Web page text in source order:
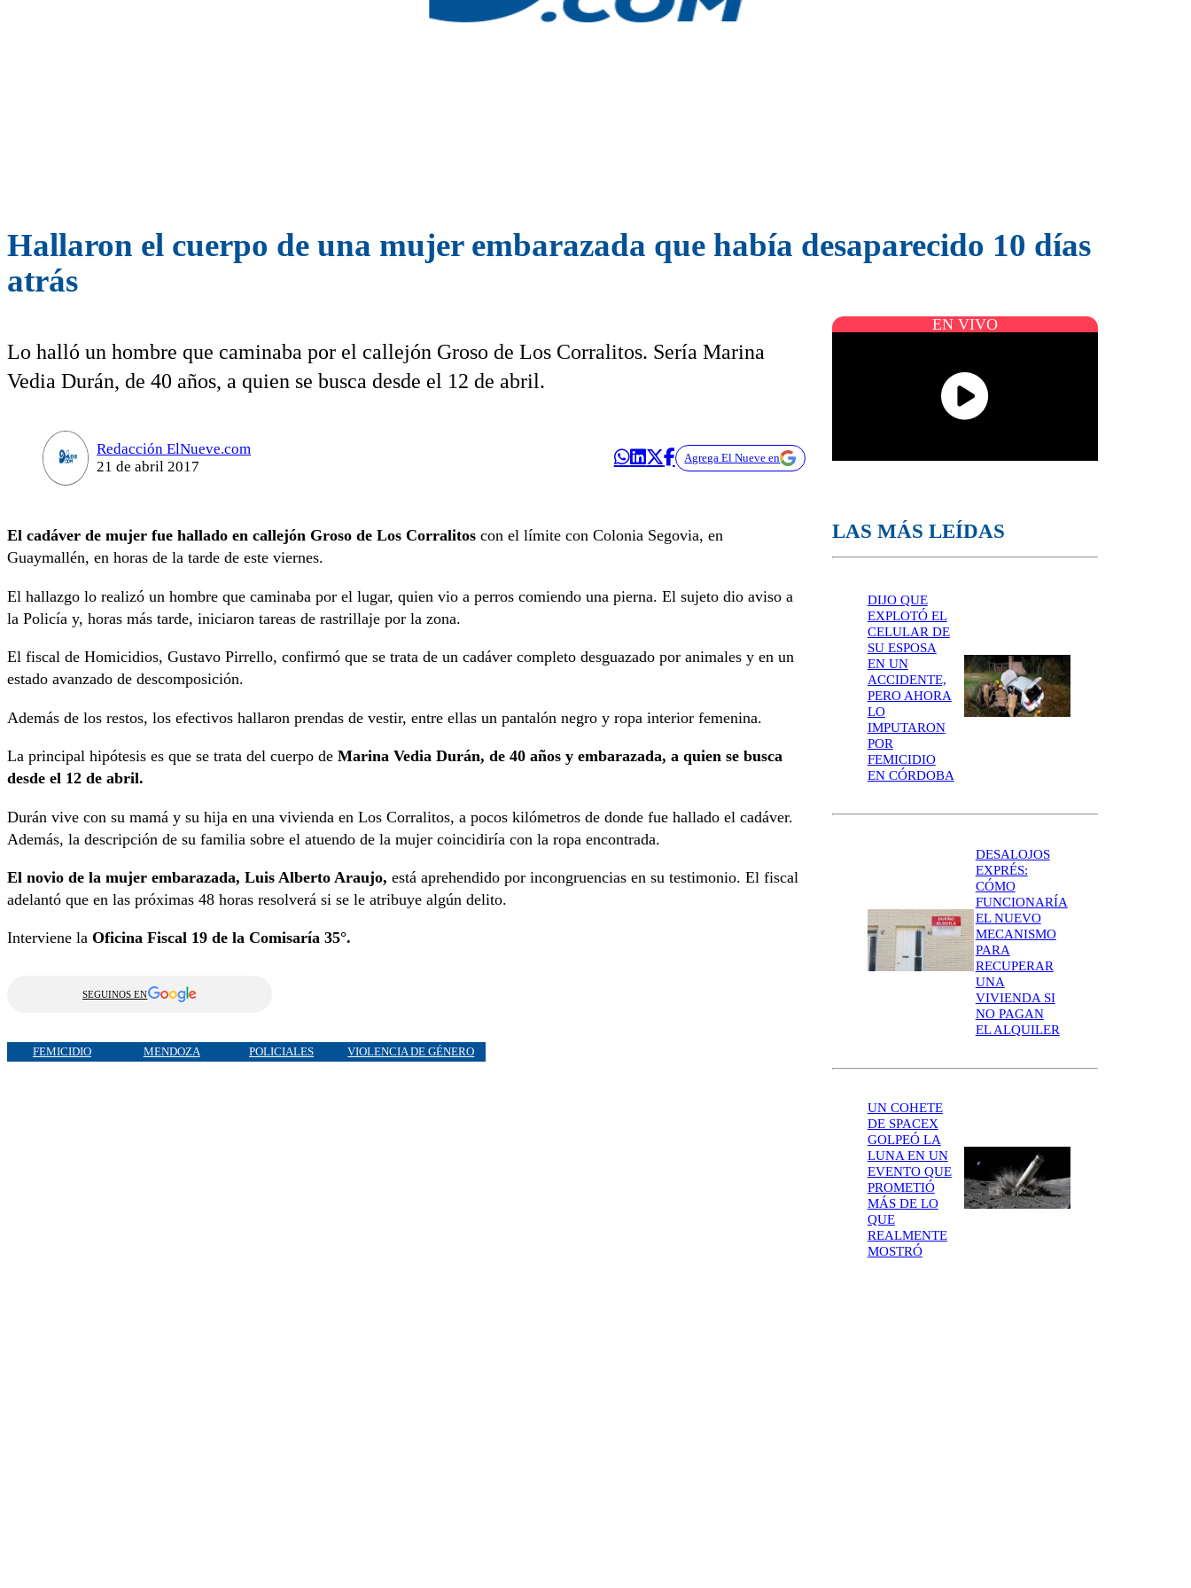
Hallaron el cuerpo de una mujer embarazada que había desaparecido 10 días
atrás
Lo halló un hombre que caminaba por el callejón Groso de Los Corralitos. Sería Marina
Vedia Durán, de 40 años, a quien se busca desde el 12 de abril.
Redacción ElNueve.com
21 de abril 2017
Agrega El Nueve en
El cadáver de mujer fue hallado en callejón Groso de Los Corralitos con el límite con Colonia Segovia, en
Guaymallén, en horas de la tarde de este viernes.
El hallazgo lo realizó un hombre que caminaba por el lugar, quien vio a perros comiendo una pierna. El sujeto dio aviso a
la Policía y, horas más tarde, iniciaron tareas de rastrillaje por la zona.
El fiscal de Homicidios, Gustavo Pirrello, confirmó que se trata de un cadáver completo desguazado por animales y en un
estado avanzado de descomposición.
Además de los restos, los efectivos hallaron prendas de vestir, entre ellas un pantalón negro y ropa interior femenina.
La principal hipótesis es que se trata del cuerpo de Marina Vedia Durán, de 40 años y embarazada, a quien se busca
desde el 12 de abril.
Durán vive con su mamá y su hija en una vivienda en Los Corralitos, a pocos kilómetros de donde fue hallado el cadáver.
Además, la descripción de su familia sobre el atuendo de la mujer coincidiría con la ropa encontrada.
El novio de la mujer embarazada, Luis Alberto Araujo, está aprehendido por incongruencias en su testimonio. El fiscal
adelantó que en las próximas 48 horas resolverá si se le atribuye algún delito.
Interviene la Oficina Fiscal 19 de la Comisaría 35°.
SEGUINOS EN
FEMICIDIO MENDOZA POLICIALES VIOLENCIA DE GÉNERO
EN VIVO
LAS MÁS LEÍDAS
DIJO QUE
EXPLOTÓ EL
CELULAR DE
SU ESPOSA
EN UN
ACCIDENTE,
PERO AHORA
LO
IMPUTARON
POR
FEMICIDIO
EN CÓRDOBA
DESALOJOS
EXPRÉS:
CÓMO
FUNCIONARÍA
EL NUEVO
MECANISMO
PARA
RECUPERAR
UNA
VIVIENDA SI
NO PAGAN
EL ALQUILER
UN COHETE
DE SPACEX
GOLPEÓ LA
LUNA EN UN
EVENTO QUE
PROMETIÓ
MÁS DE LO
QUE
REALMENTE
MOSTRÓ